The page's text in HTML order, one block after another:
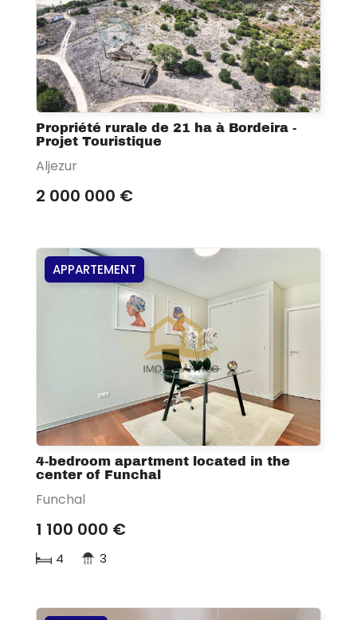
Propriété rurale de 21 ha à Bordeira -
Projet Touristique
Aljezur
2 000 000 €
APPARTEMENT
4-bedroom apartment located in the
center of Funchal
Funchal
1 100 000 €
4 3